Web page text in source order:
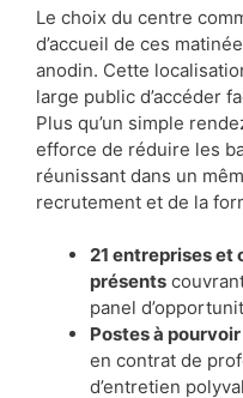
Le choix du centre
d’accueil de ces
anodin. Cette
large public d’accéder
Plus qu’un simple
efforce de réduire les
réunissant dans un
recrutement et de la
21 entreprises et
présents
panel
Postes à pourvoir
en contrat de
d’entretien